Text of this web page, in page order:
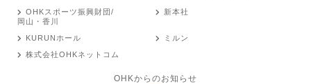
OHKスポーツ振興財団/
岡山・香川
新本社
KURUNホール
ミルン
株式会社OHKネットコム
OHKからのお知らせ